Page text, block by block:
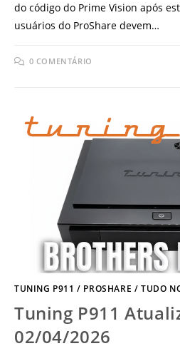
do código do Prime Vision após
usuários do ProShare devem…
0 COMENTÁRIO
TUNING P911 / PROSHARE /TUDO
Tuning P911
02/04/2026